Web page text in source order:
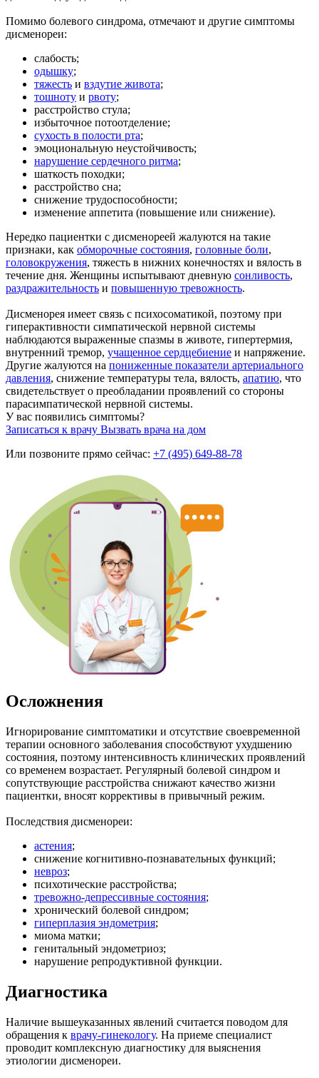
Помимо болевого синдрома, отмечают и другие симптомы
дисменореи:
слабость;
одышку;
тяжесть и вздутие живота;
тошноту и рвоту;
расстройство стула;
избыточное потоотделение;
сухость в полости рта;
эмоциональную неустойчивость;
нарушение сердечного ритма;
шаткость походки;
расстройство сна;
снижение трудоспособности;
изменение аппетита (повышение или снижение).
Нередко пациентки с дисменореей жалуются на такие
признаки, как обморочные состояния, головные боли,
головокружения, тяжесть в нижних конечностях и вялость в
течение дня. Женщины испытывают дневную сонливость,
раздражительность и повышенную тревожность.
Дисменорея имеет связь с психосоматикой, поэтому при
гиперактивности симпатической нервной системы
наблюдаются выраженные спазмы в животе, гипертермия,
внутренний тремор, учащенное сердцебиение и напряжение.
Другие жалуются на пониженные показатели артериального
давления, снижение температуры тела, вялость, апатию, что
свидетельствует о преобладании проявлений со стороны
парасимпатической нервной системы.
У вас появились симптомы?
Записаться к врачу Вызвать врача на дом
Или позвоните прямо сейчас: +7 (495) 649-88-78
Осложнения
Игнорирование симптоматики и отсутствие своевременной
терапии основного заболевания способствуют ухудшению
состояния, поэтому интенсивность клинических проявлений
со временем возрастает. Регулярный болевой синдром и
сопутствующие расстройства снижают качество жизни
пациентки, вносят коррективы в привычный режим.
Последствия дисменореи:
астения;
снижение когнитивно-познавательных функций;
невроз;
психотические расстройства;
тревожно-депрессивные состояния;
хронический болевой синдром;
гиперплазия эндометрия;
миома матки;
генитальный эндометриоз;
нарушение репродуктивной функции.
Диагностика
Наличие вышеуказанных явлений считается поводом для
обращения к врачу-гинекологу. На приеме специалист
проводит комплексную диагностику для выяснения
этиологии дисменореи.